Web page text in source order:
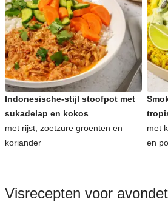
Indonesische-stijl stoofpot met
sukadelap en kokos
met rijst, zoetzure groenten en
koriander
met
en
Visrecepten voor